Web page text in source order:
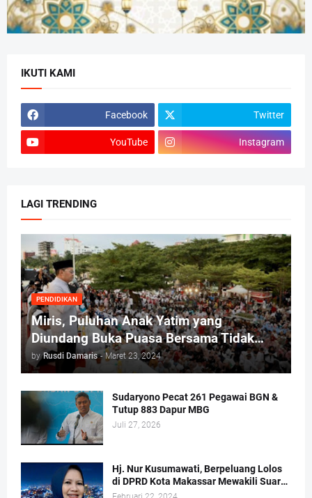
IKUTI KAMI
Facebook Twitter
YouTube Instagram
LAGI TRENDING
PENDIDIKAN
Miris, Puluhan Anak Yatim yang
Diundang Buka Puasa Bersama Tidak
Dapat Jatah Makan dan Infaq
by Rusdi Damaris - Maret 23, 2024
Sudaryono Pecat 261 Pegawai BGN &
Tutup 883 Dapur MBG
Juli 27, 2026
Hj. Nur Kusumawati, Berpeluang Lolos
di DPRD Kota Makassar Mewakili Suara
Perempuan Dapil 2